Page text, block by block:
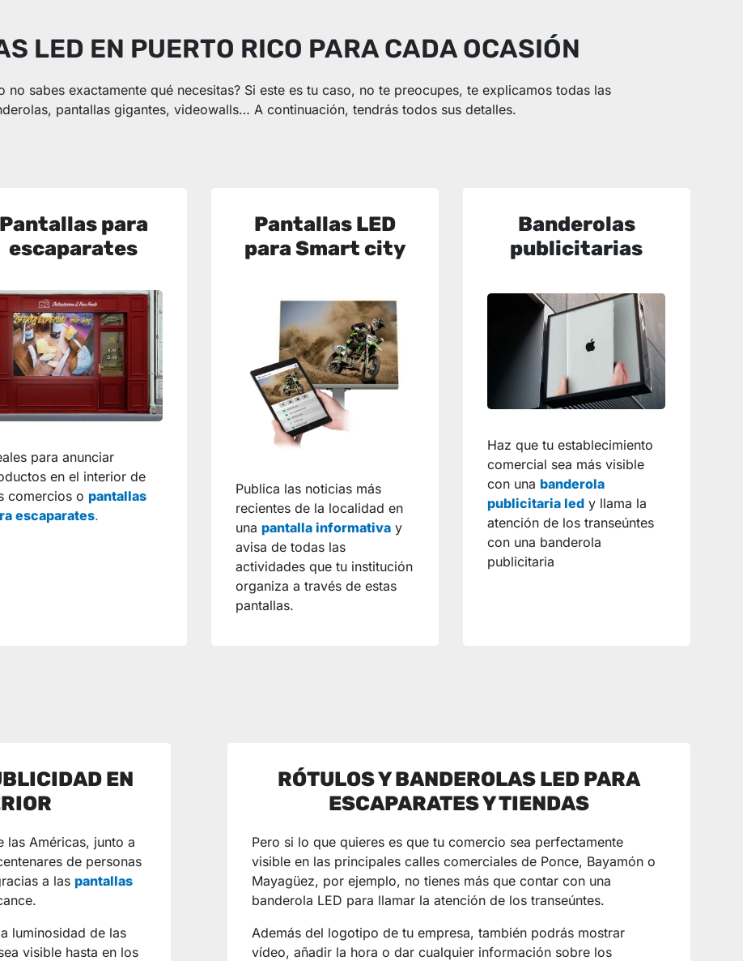
LED EN PUERTO RICO PARA CADA OCASIÓN
no sabes exactamente qué necesitas? Si este es tu caso, no te preocupes, te explicamos todas las
pantallas gigantes, videowalls… A continuación, tendrás todos sus detalles.
Pantallas para
escaparates
para anunciar
en el interior de
comercios opantallas
escaparates.
Pantallas LED
para Smart city
Publica las noticias más
recientes de la localidad en
una pantalla informativa y
avisa de todas las
actividades que tu institución
organiza a través de estas
pantallas.
Banderolas
publicitarias
Haz que tu establecimiento
comercial sea más visible
con una banderola
publicitaria ledy llama la
atención de los transeúntes
con una banderola
publicitaria
EN
las Américas, junto a
de personas
a laspantallas
luminosidad de las
visible hasta en los
RÓTULOS Y BANDEROLAS LED PARA
ESCAPARATES Y TIENDAS
Pero si lo que quieres es que tu comercio sea perfectamente
visible en las principales calles comerciales de Ponce, Bayamón o
Mayagüez, por ejemplo, no tienes más que contar con una
banderola LED para llamar la atención de los transeúntes.
Además del logotipo de tu empresa, también podrás mostrar
vídeo, añadir la hora o dar cualquier información sobre los